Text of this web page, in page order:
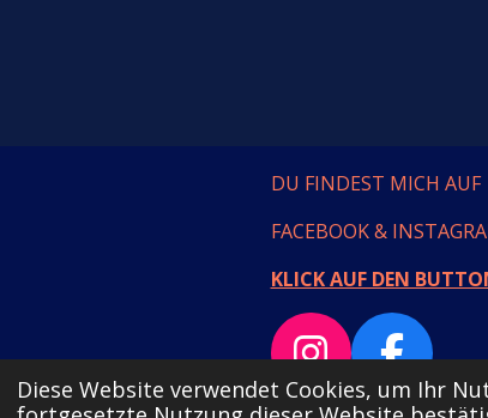
Diese Website verwendet Cookies, um Ihr
DU FINDEST MICH AUF
FACEBOOK &
KLICK AUF DEN
I
n
F
a
© 2023 - 2026